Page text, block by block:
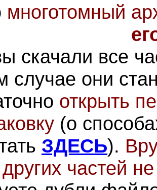
многотомный
скачали все
случае они
открыть
(о
ЗДЕСЬ).
частей